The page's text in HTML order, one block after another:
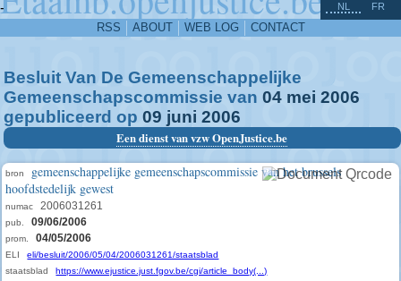
-
RSS ABOUT WEB LOG CONTACT
NL FR
Besluit Van De Gemeenschappelijke
Gemeenschapscommissie van 04 mei 2006
gepubliceerd op 09 juni 2006
Een dienst van vzw OpenJustice.be
bron
gemeenschappelijke gemeenschapscommissie van het brussels
hoofdstedelijk gewest
numac 2006031261
pub. 09/06/2006
prom. 04/05/2006
ELI
eli/besluit/2006/05/04/2006031261/staatsblad
staatsblad
https://www.ejustice.just.fgov.be/cgi/article_body(...)
^